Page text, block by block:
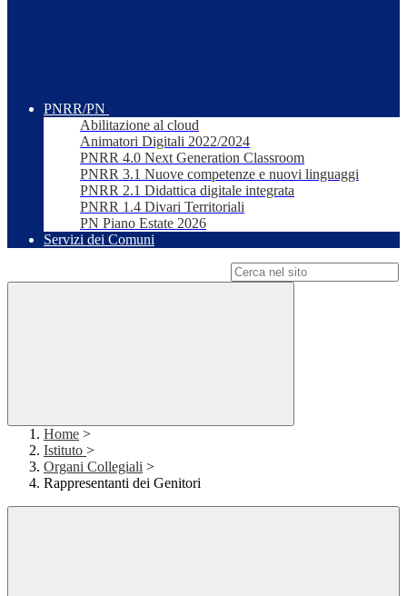
PNRR/PN
Abilitazione al cloud
Animatori Digitali 2022/2024
PNRR 4.0 Next Generation Classroom
PNRR 3.1 Nuove competenze e nuovi linguaggi
PNRR 2.1 Didattica digitale integrata
PNRR 1.4 Divari Territoriali
PN Piano Estate 2026
Servizi dei Comuni
Home >
Istituto >
Organi Collegiali >
Rappresentanti dei Genitori